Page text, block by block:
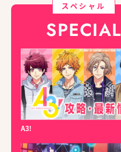
スペシャル
SPECIAL
A3!